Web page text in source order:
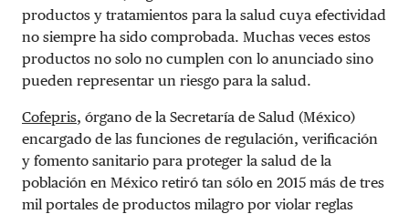
productos y tratamientos para la salud cuya efectividad
no siempre ha sido comprobada. Muchas veces estos
productos no solo no cumplen con lo anunciado sino
pueden representar un riesgo para la salud.
Cofepris, órgano de la Secretaría de Salud (México)
encargado de las funciones de regulación, verificación
y fomento sanitario para proteger la salud de la
población en México retiró tan sólo en 2015 más de tres
mil portales de productos milagro por violar reglas